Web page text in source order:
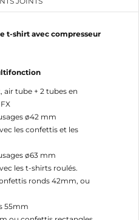
t-shirt avec compresseur
air tube + 2 tubes en
ø42 mm
les confettis et les
ø63 mm
les t-shirts roulés.
ronds 42mm, ou
55mm
une nouvelle liste
une liste d'envies
pour ajouter des produits